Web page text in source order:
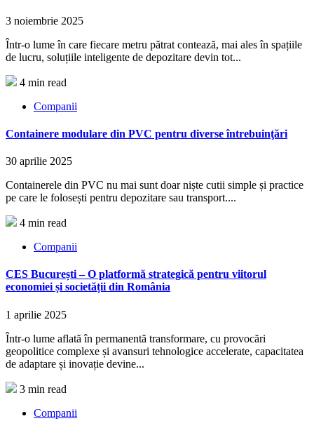
3 noiembrie 2025
Într-o lume în care fiecare metru pătrat contează, mai ales în spațiile
de lucru, soluțiile inteligente de depozitare devin tot...
4 min read
Companii
Containere modulare din PVC pentru diverse întrebuinţări
30 aprilie 2025
Containerele din PVC nu mai sunt doar niște cutii simple și practice
pe care le folosești pentru depozitare sau transport....
4 min read
Companii
CES București – O platformă strategică pentru viitorul
economiei și societății din România
1 aprilie 2025
Într-o lume aflată în permanentă transformare, cu provocări
geopolitice complexe și avansuri tehnologice accelerate, capacitatea
de adaptare și inovație devine...
3 min read
Companii